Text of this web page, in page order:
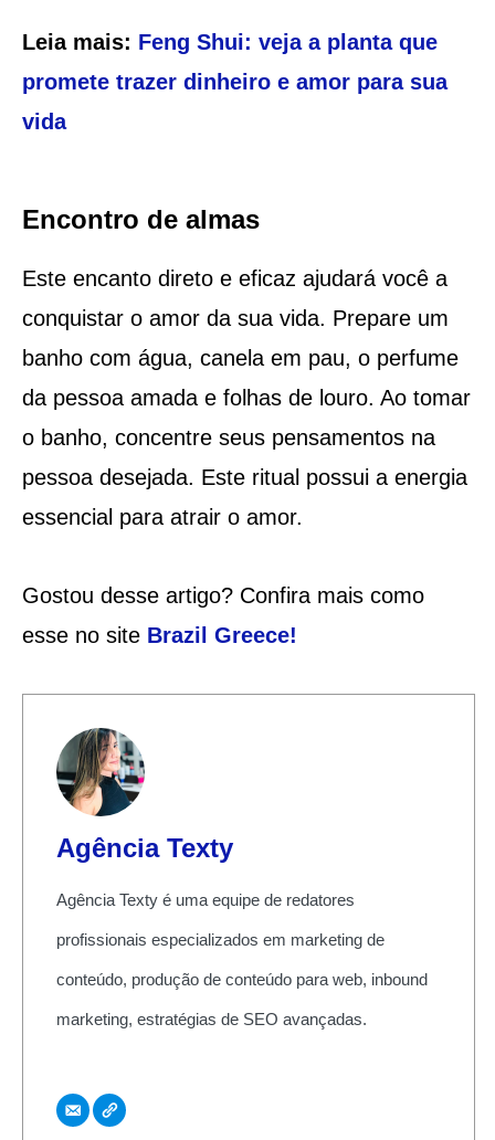
Leia mais: Feng Shui: veja a planta que
promete trazer dinheiro e amor para sua
vida
Encontro de almas
Este encanto direto e eficaz ajudará você a
conquistar o amor da sua vida. Prepare um
banho com água, canela em pau, o perfume
da pessoa amada e folhas de louro. Ao tomar
o banho, concentre seus pensamentos na
pessoa desejada. Este ritual possui a energia
essencial para atrair o amor.
Gostou desse artigo? Confira mais como
esse no site Brazil Greece!
Agência Texty
Agência Texty é uma equipe de redatores
profissionais especializados em marketing de
conteúdo, produção de conteúdo para web, inbound
marketing, estratégias de SEO avançadas.